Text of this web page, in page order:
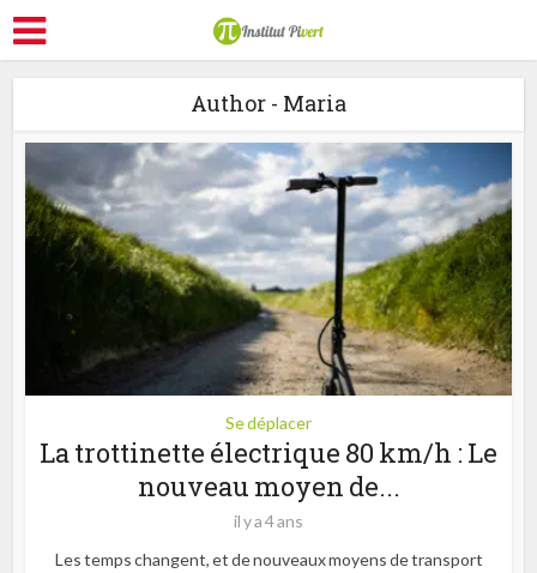
Author - Maria
Se déplacer
La trottinette électrique 80 km/h : Le
nouveau moyen de...
il y a 4 ans
Les temps changent, et de nouveaux moyens de transport